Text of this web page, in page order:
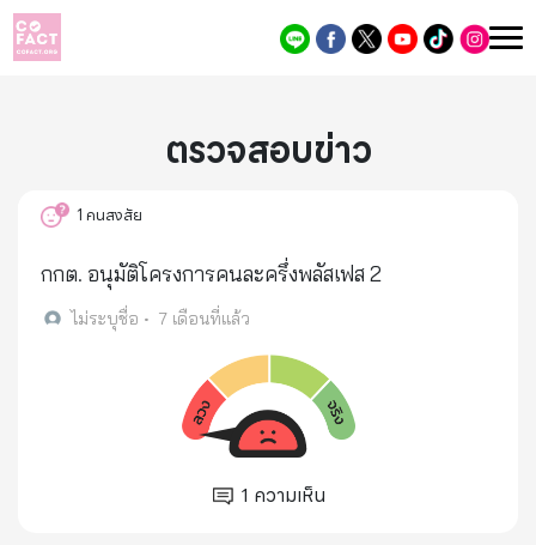
ตรวจสอบข่าว
1คนสงสัย
กกต. อนุมัติโครงการคนละครึ่งพลัสเฟส 2
ไม่ระบุชื่อ • 7 เดือนที่แล้ว
1 ความเห็น